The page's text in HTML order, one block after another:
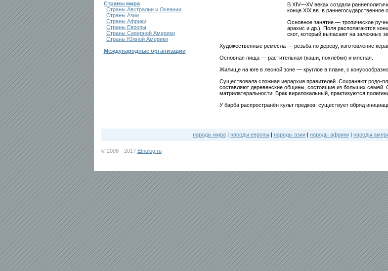
Страны мира
Страны Австралии и Океании
Страны Азии
Страны Африки
Страны Европы
Страны Северной Америки
Страны Южной Америки
Международные организации
В XIV—XV веках создали
конце XIX вв. в раннегосударственное
Основное занятие — тропическое
арахис и др.). Поля располагаются
скот, который выпасают на залежных
Художественные ремёсла — резьба по дереву, изготовление
Основная пища — растительная (каши, похлёбки) и мясная.
Жилище на юге в лесной зоне — круглое в плане, с
Существовала сложная иерархия правителей. Сохраняют родо-
составляют деревенские общины, состоящие из больших семей.
матрилатеральности. Брак вирилокальный, практикуются
У барба распространён культ предков, существует обряд
народы мира| народы европы | народы азии| народы африки| народы
© 2008—2017 Etnolog.ru